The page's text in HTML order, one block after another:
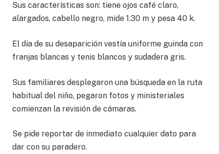
Sus características son: tiene ojos café claro,
alargados, cabello negro, mide 1.30 m y pesa 40 k.
El día de su desaparición vestía uniforme guinda con
franjas blancas y tenis blancos y sudadera gris.
Sus familiares desplegaron una búsqueda en la ruta
habitual del niño, pegaron fotos y ministeriales
comienzan la revisión de cámaras.
Se pide reportar de inmediato cualquier dato para
dar con su paradero.